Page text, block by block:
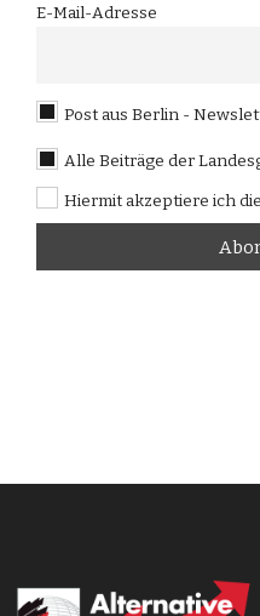
E-Mail-Adresse
Post aus Berlin -
Alle Beiträge der
Hiermit akzeptiere ich